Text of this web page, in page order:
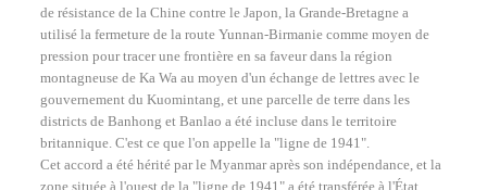
de résistance de la Chine contre le Japon, la Grande-Bretagne a
utilisé la fermeture de la route Yunnan-Birmanie comme moyen de
pression pour tracer une frontière en sa faveur dans la région
montagneuse de Ka Wa au moyen d'un échange de lettres avec le
gouvernement du Kuomintang, et une parcelle de terre dans les
districts de Banhong et Banlao a été incluse dans le territoire
britannique. C'est ce que l'on appelle la "ligne de 1941".
Cet accord a été hérité par le Myanmar après son indépendance, et la
zone située à l'ouest de la "ligne de 1941" a été transférée à l'État